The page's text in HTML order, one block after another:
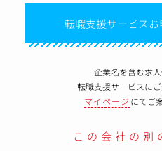
転職支援サービスお
企業名を含む求人
転職支援サービスに
マイページ にてご
この会社の別